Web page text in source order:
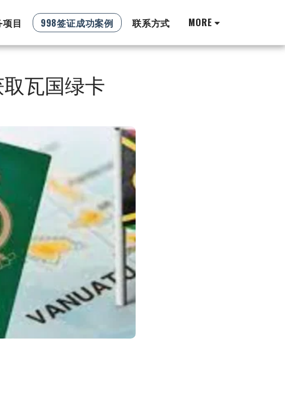
目 998签证成功案例 联系方式 MORE
取瓦国绿卡